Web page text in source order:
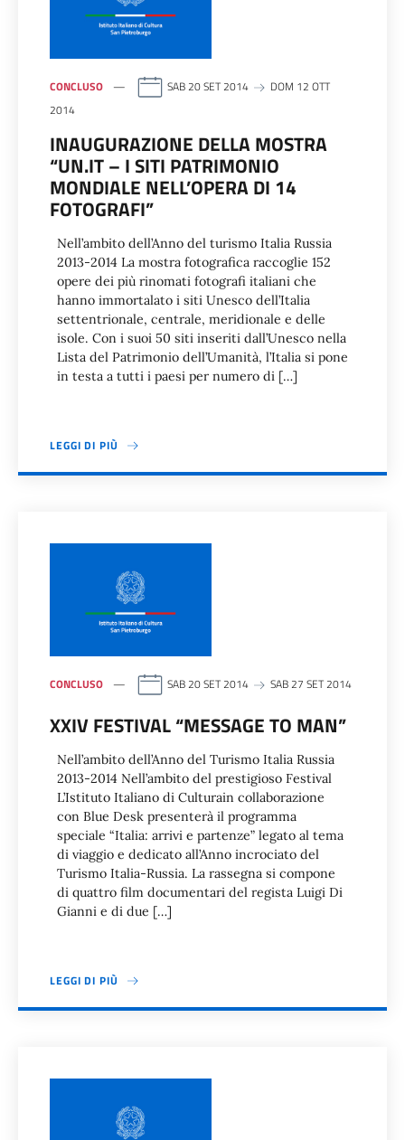
CONCLUSO SAB 20 SET 2014
DOM 12 OTT
2014
INAUGURAZIONE DELLA MOSTRA
“UN.IT – I SITI PATRIMONIO
MONDIALE NELL’OPERA DI 14
FOTOGRAFI”
Nell’ambito dell’Anno del turismo Italia Russia
2013-2014 La mostra fotografica raccoglie 152
opere dei più rinomati fotografi italiani che
hanno immortalato i siti Unesco dell’Italia
settentrionale, centrale, meridionale e delle
isole. Con i suoi 50 siti inseriti dall’Unesco nella
Lista del Patrimonio dell’Umanità, l’Italia si pone
in testa a tutti i paesi per numero di […]
LEGGI DI PIÙ
CONCLUSO SAB 20 SET 2014 SAB 27 SET 2014
XXIV FESTIVAL “MESSAGE TO MAN”
Nell’ambito dell’Anno del Turismo Italia Russia
2013-2014 Nell’ambito del prestigioso Festival
L’Istituto Italiano di Culturain collaborazione
con Blue Desk presenterà il programma
speciale “Italia: arrivi e partenze” legato al tema
di viaggio e dedicato all’Anno incrociato del
Turismo Italia-Russia. La rassegna si compone
di quattro film documentari del regista Luigi Di
Gianni e di due […]
LEGGI DI PIÙ